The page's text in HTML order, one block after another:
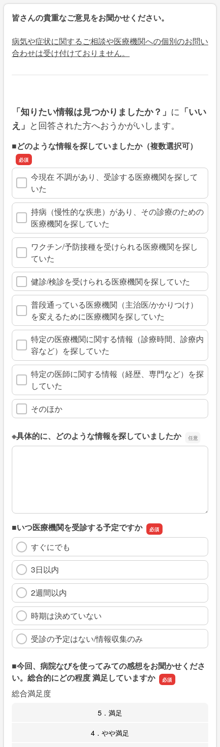
皆さんの貴重なご意見をお聞かせください。
病気や症状に関するご相談や医療機関への個別のお問い
合わせは受け付けておりません。
「知りたい情報は見つかりましたか？」 に 「いい
え」 と回答された方へおうかがいします。
■どのような情報を探していましたか（複数選択可）
今現在 不調があり、受診する医療機関を探して
いた
持病（慢性的な疾患）があり、その診療のための
医療機関を探していた
ワクチン/予防接種を受けられる医療機関を探し
ていた
健診/検診を受けられる医療機関を探していた
普段通っている医療機関（主治医/かかりつけ）
を変えるために医療機関を探していた
特定の医療機関に関する情報（診療時間、診療内
容など）を探していた
特定の医師に関する情報（経歴、専門など）を探
していた
そのほか
※具体的に、どのような情報を探していましたか
※具体的に、どのような情報を探していましたか
■いつ医療機関を受診する予定ですか
すぐにでも
3日以内
2週間以内
時期は決めていない
受診の予定はない/情報収集のみ
■今回、病院なびを使ってみての感想をお聞かせくださ
い。総合的にどの程度 満足していますか
総合満足度
5．満足
4．やや満足